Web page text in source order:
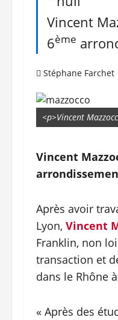
Vincent
6ème
Stéphane Farchet
<p>Vincent
Vincent
Après avoir
Lyon, Vincent
Franklin, non
transaction et
dans le Rhône
« Après des